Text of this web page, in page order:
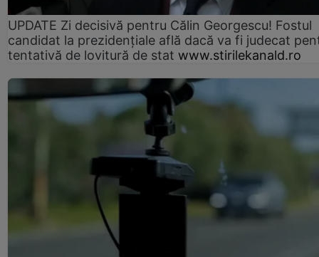
UPDATE Zi decisivă pentru Călin Georgescu! Fostul
candidat la prezidențiale află dacă va fi judecat
tentativă de lovitură de stat www.stirilekanald.ro